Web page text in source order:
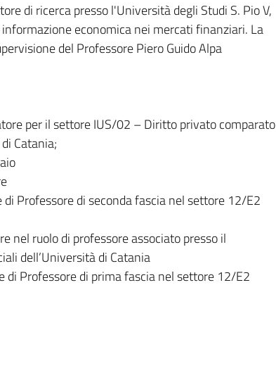
di ricerca presso l'Università degli Studi S. Pio V,
economica nei mercati finanziari. La
del Professore Piero Guido Alpa
per il settore IUS/02 – Diritto privato comparato
Catania;
Professore di seconda fascia nel settore 12/E2
nel ruolo di professore associato presso il
dell’Università di Catania
di Professore di prima fascia nel settore 12/E2